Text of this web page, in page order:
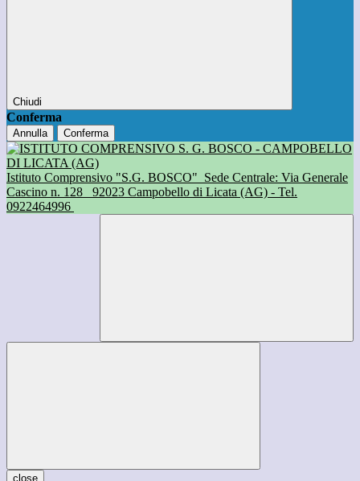
Chiudi
Conferma
Annulla Conferma
Istituto Comprensivo "S.G. BOSCO" Sede Centrale: Via Generale
Cascino n. 128
92023 Campobello di Licata (AG) - Tel.
0922464996
close